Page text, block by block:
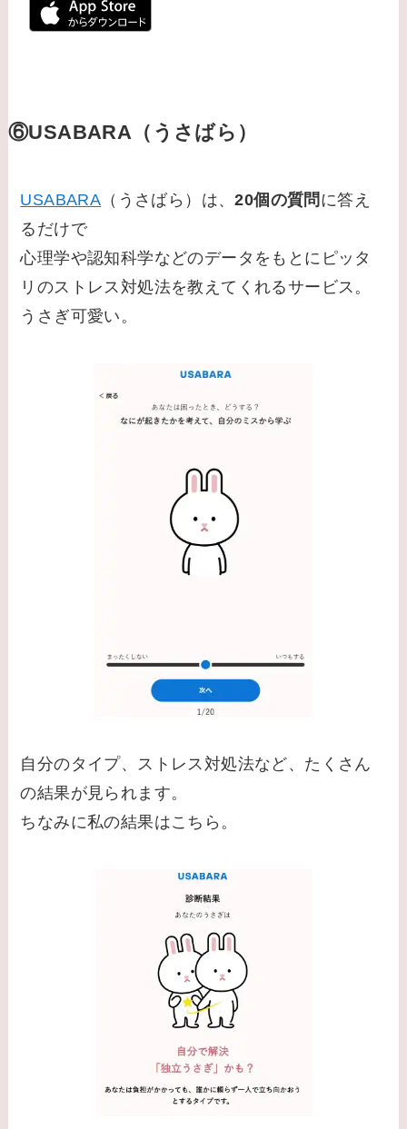
⑥USABARA（うさばら）
USABARA （うさばら）は、20個の質問 に答え
るだけで
心理学や認知科学などのデータをもとにピッタ
リのストレス対処法を教えてくれるサービス。
うさぎ可愛い。
自分のタイプ、ストレス対処法など、たくさん
の結果が見られます。
ちなみに私の結果はこちら。